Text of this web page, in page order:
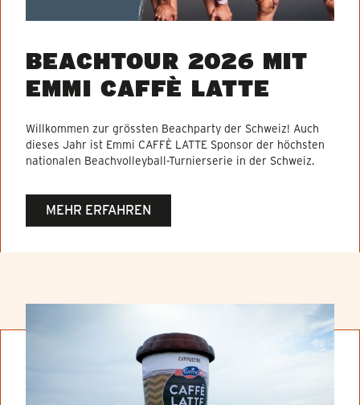
BEACHTOUR 2026 MIT
EMMI CAFFÈ LATTE
Willkommen zur grössten Beachparty der Schweiz! Auch
dieses Jahr ist Emmi CAFFÈ LATTE Sponsor der höchsten
nationalen Beachvolleyball-Turnierserie in der Schweiz.
MEHR ERFAHREN